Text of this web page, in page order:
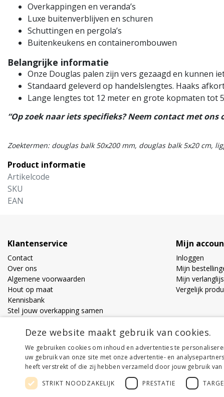
Overkappingen en veranda’s
Luxe buitenverblijven en schuren
Schuttingen en pergola’s
Buitenkeukens en containerombouwen
Belangrijke informatie
Onze Douglas palen zijn vers gezaagd en kunnen
Standaard geleverd op handelslengtes. Haaks
Lange lengtes tot 12 meter en grote kopmaten tot
“Op zoek naar iets specifieks? Neem contact met
Zoektermen: douglas balk 50x200 mm, douglas balk 5x20 cm,
Product informatie
Artikelcode
SKU
EAN
Klantenservice
Contact
Over ons
Algemene voorwaarden
Hout op maat
Kennisbank
Stel jouw overkapping samen
Bestel en Bezorginformatie
Veelgestelde vragen
Mijn
Inloggen
Mijn
Mijn
Vergelijk
© Copyright 2026 - Houthandel Schrijver | Realisatie
Ladsgo.online
Deze website maakt gebruik van cookies.
We gebruiken cookies om inhoud en advertenties te
uw gebruik van onze site met onze advertentie- en
heeft verstrekt of die zij hebben verzameld door jouw gebruik van
STRIKT NOODZAKELIJK
PRESTATIE